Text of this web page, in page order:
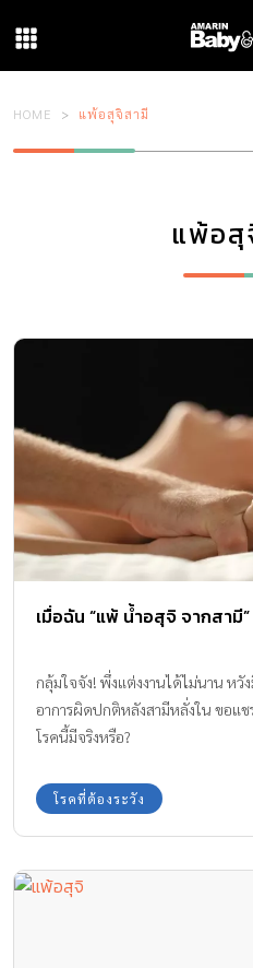
HOME แพ้อสุจิสามี
แพ้อสุ
เมื่อฉัน “แพ้ น้ำอสุจิ จากสามี”
กลุ้มใจจัง! พึ่งแต่งงานได้ไม่นาน หวั
อาการผิดปกติหลังสามีหลั่งใน ขอแ
โรคนี้มีจริงหรือ?
โรคที่ต้องระวัง